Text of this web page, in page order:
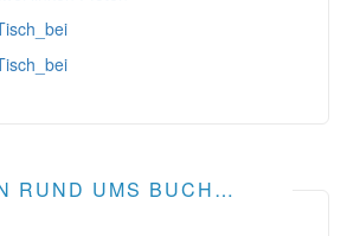
RUND UMS BUCH…